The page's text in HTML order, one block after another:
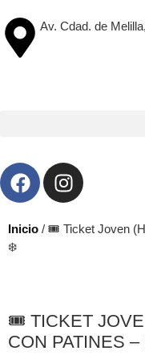
Av. Cdad. de
Inicio / 🎟️ Ticket Joven
❄️
🎟️ TICKET
CON PATINES –